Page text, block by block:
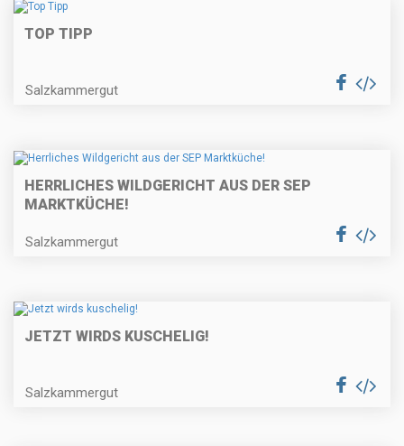
TOP TIPP
Salzkammergut
HERRLICHES WILDGERICHT AUS DER SEP
MARKTKÜCHE!
Salzkammergut
JETZT WIRDS KUSCHELIG!
Salzkammergut